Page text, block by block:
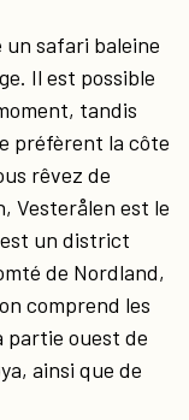
safari baleine
Il est possible
tandis
préfèrent la côte
rêvez de
Vesterålen est le
un district
de Nordland,
comprend les
partie ouest de
ainsi que de